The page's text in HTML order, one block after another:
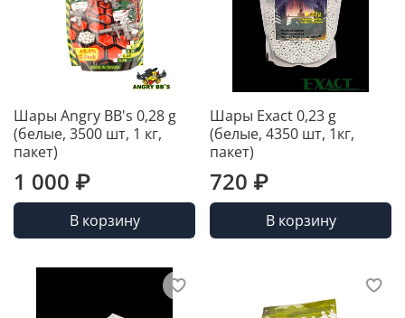
Шары Angry BB's 0,28 g
(белые, 3500 шт, 1 кг,
пакет)
1 000 ₽
В корзину
Шары Exact 0,23 g
(белые, 4350 шт, 1кг,
пакет)
720 ₽
В корзину